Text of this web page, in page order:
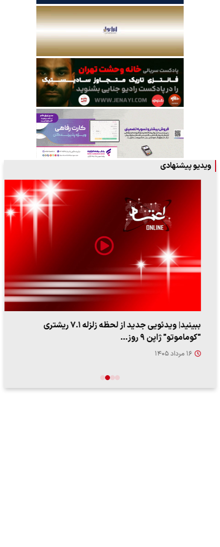
ویدیو پیشنهادی
ببینید| ویدئویی جدید از لحظه زلزله ۷.۱ ریشتری
"کوماموتو" ژاپن ۹ روز…
۱۶ مرداد ۱۴۰۵